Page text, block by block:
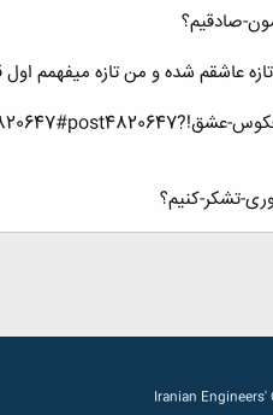
عاشقم شده و من تازه میفهمم
Iranian Engineers'